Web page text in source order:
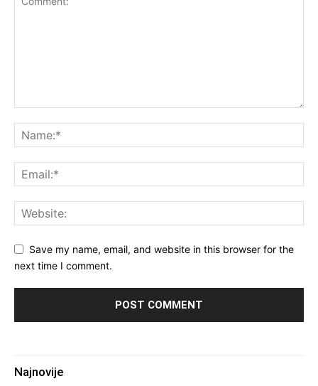
Save my name, email, and website in this browser for the
next time I comment.
Najnovije